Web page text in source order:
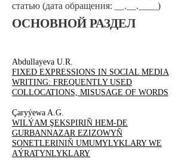
статью (дата обращения: __.__.____)
ОСНОВНОЙ РАЗДЕЛ
Abdullayeva U.R.
FIXED EXPRESSIONS IN SOCIAL MEDIA
WRITING: FREQUENTLY USED
COLLOCATIONS, MISUSAGE OF WORDS
Çaryýewa A.G.
WILÝAM ŞEKSPIRIŇ HEM-DE
GURBANNAZAR EZIZOWYŇ
SONETLERINIŇ UMUMYLYKLARY WE
AÝRATYNLYKLARY